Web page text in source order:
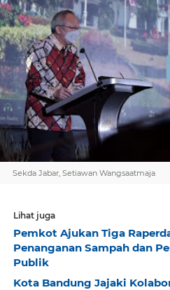
Sekda Jabar, Setiawan Wangsaatmaja
Lihat juga
Pemkot Ajukan Tiga
Penanganan Sampah dan
Publik
Kota Bandung Jajaki